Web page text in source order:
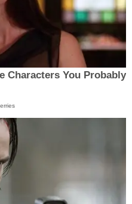
Characters You Probably